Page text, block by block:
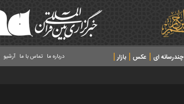
چندرسانه ای عکس
بازار
آرشیو تماس با ما درباره ما